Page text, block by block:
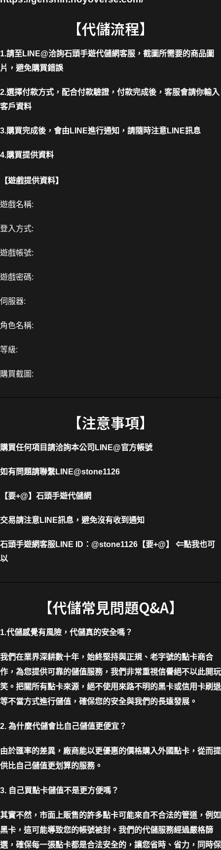
【代儲流程】
1.請至LINE@洽詢石頭手遊代儲網客服，截圖所需要的商品圖
片，避免購買錯誤
2.選擇付款方式，配合付款驗證，付款完成後，客服會請你輸入
客戶資料
3.購買完成後，會由LINE進行通知，請隨時注意LINE訊息
4.購買提供資料
【遊戲提供資料】
遊戲名稱:
登入方式:
遊戲帳號:
遊戲密碼:
伺服器:
角色名稱:
等級:
購買截圖:
【注意事項】
購買任何項目請洽詢本公司 LINE@官方帳號
如有問題請聯繫LINE@stone1126
【要+@】 石頭手遊代儲網
交易請注意LINE訊息，避免沒有收到通知
石頭手遊網客服LINE ID ： @stone1126【要+@】 ⇐點我也可
以
【代儲常見問題Q&A】
1.代儲感覺有風險，代儲真的安全嗎？
我們在業界深耕數十年，始終堅持與正規、老字號的點卡商合
作，為您提供可靠的儲值服務，我們非常重視信譽絕不以此開玩
笑。把關所有點卡來源，絕不使用來路不明的黑卡或信用卡刷退
等不當方式進行儲值，確保您的安全與我們的長遠發展。
2. 為什麼代儲會比自己儲值更便宜？
由於匯率的差異，廠商能以更優惠的價格購入外國點卡，從而提
供比自己儲值更划算的服務。
3. 自己買點卡儲值不是更方便嗎？
其實不然，市面上販售的許多點卡可能來自不合法的管道，例如
黑卡，這可能導致您的帳號被封。我們的代儲服務經過嚴格篩
選，確保每一張點卡都是合法安全的，讓您省時、省力，同時保